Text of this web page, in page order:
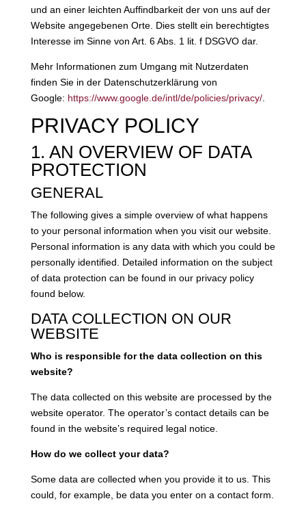
und an einer leichten Auffindbarkeit der von uns auf der
Website angegebenen Orte. Dies stellt ein berechtigtes
Interesse im Sinne von Art. 6 Abs. 1 lit. f DSGVO dar.
Mehr Informationen zum Umgang mit Nutzerdaten
finden Sie in der Datenschutzerklärung von
Google: https://www.google.de/intl/de/policies/privacy/.
PRIVACY POLICY
1. AN OVERVIEW OF DATA
PROTECTION
GENERAL
The following gives a simple overview of what happens
to your personal information when you visit our website.
Personal information is any data with which you could be
personally identified. Detailed information on the subject
of data protection can be found in our privacy policy
found below.
DATA COLLECTION ON OUR
WEBSITE
Who is responsible for the data collection on this
website?
The data collected on this website are processed by the
website operator. The operator’s contact details can be
found in the website’s required legal notice.
How do we collect your data?
Some data are collected when you provide it to us. This
could, for example, be data you enter on a contact form.